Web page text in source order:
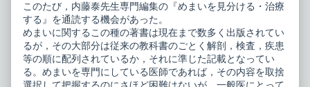
い
を
見
分
け
る・
治
療
ロ
ン
テ
ィ
ア
め
ま
い
このたび，内藤泰先生専門編集の『めまいを見分ける・治療
する』を通読する機会があった。
めまいに関するこの種の著書は現在まで数多く出版されてい
るが，その大部分は従来の教科書のごとく解剖，検査，疾患
等の順に配列されているか，それに準じた記載となってい
る。めまいを専門にしている医師であれば，その内容を取捨